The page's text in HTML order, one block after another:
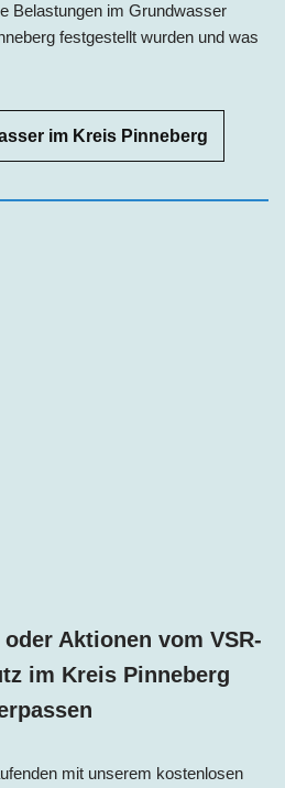
Belastungen im Grundwasser
festgestellt wurden und was
im Kreis Pinneberg
Aktionen vom VSR-
im Kreis Pinneberg
mit unserem kostenlosen